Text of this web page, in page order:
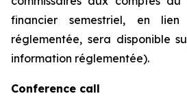
financier semestriel, en lien
réglementée, sera disponible
information réglementée).
Conference call